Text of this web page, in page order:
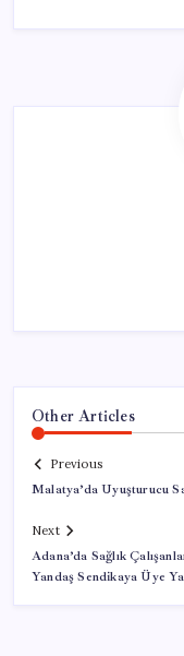
Other Articles
Previous
Malatya’da Uyuşturucu
Next
Adana’da Sağlık
Yandaş Sendikaya Üye